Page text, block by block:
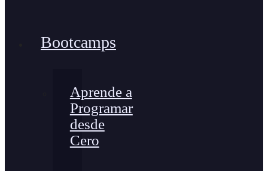
Bootcamps
Aprende a
Programar
desde
Cero